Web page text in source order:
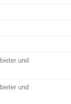
und
und